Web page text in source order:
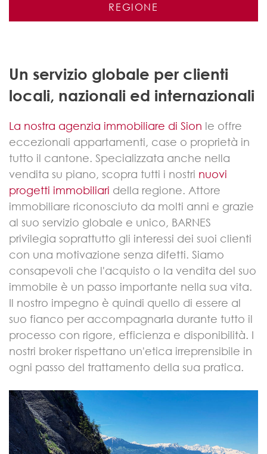
REGIONE
Un servizio globale per clienti
locali, nazionali ed internazionali
La nostra agenzia immobiliare di Sion le offre
eccezionali appartamenti, case o proprietà in
tutto il cantone. Specializzata anche nella
vendita su piano, scopra tutti i nostri nuovi
progetti immobiliari della regione. Attore
immobiliare riconosciuto da molti anni e grazie
al suo servizio globale e unico, BARNES
privilegia soprattutto gli interessi dei suoi clienti
con una motivazione senza difetti. Siamo
consapevoli che l'acquisto o la vendita del suo
immobile è un passo importante nella sua vita.
Il nostro impegno è quindi quello di essere al
suo fianco per accompagnarla durante tutto il
processo con rigore, efficienza e disponibilità. I
nostri broker rispettano un'etica irreprensibile in
ogni passo del trattamento della sua pratica.